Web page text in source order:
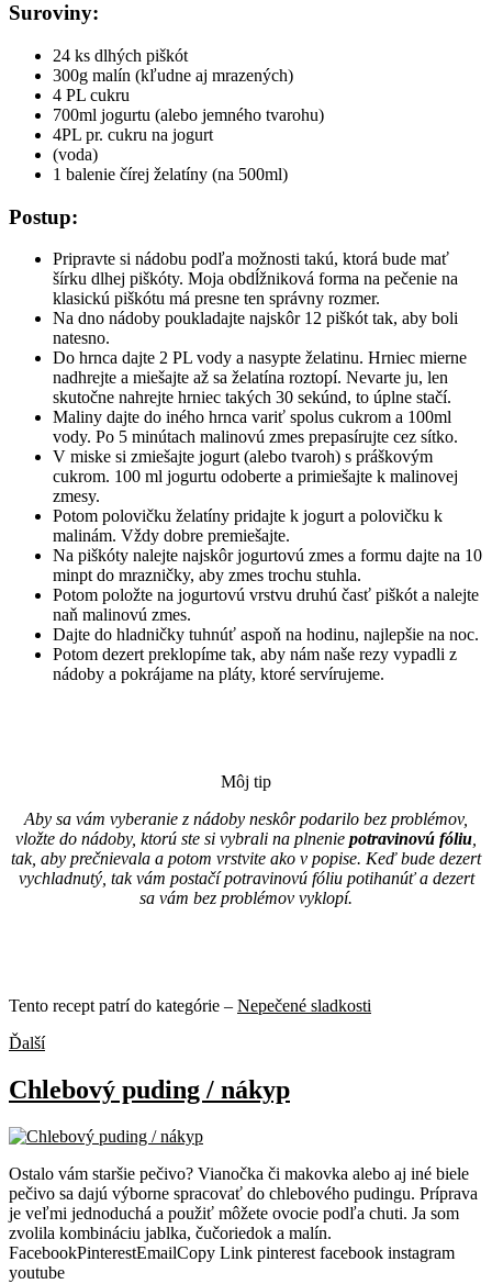
Suroviny:
24 ks dlhých piškót
300g malín (kľudne aj mrazených)
4 PL cukru
700ml jogurtu (alebo jemného tvarohu)
4PL pr. cukru na jogurt
(voda)
1 balenie čírej želatíny (na 500ml)
Postup:
Pripravte si nádobu podľa možnosti takú, ktorá bude mať
šírku dlhej piškóty. Moja obdĺžniková forma na pečenie na
klasickú piškótu má presne ten správny rozmer.
Na dno nádoby poukladajte najskôr 12 piškót tak, aby boli
natesno.
Do hrnca dajte 2 PL vody a nasypte želatinu. Hrniec mierne
nadhrejte a miešajte až sa želatína roztopí. Nevarte ju, len
skutočne nahrejte hrniec takých 30 sekúnd, to úplne stačí.
Maliny dajte do iného hrnca variť spolus cukrom a 100ml
vody. Po 5 minútach malinovú zmes prepasírujte cez sítko.
V miske si zmiešajte jogurt (alebo tvaroh) s práškovým
cukrom. 100 ml jogurtu odoberte a primiešajte k malinovej
zmesy.
Potom polovičku želatíny pridajte k jogurt a polovičku k
malinám. Vždy dobre premiešajte.
Na piškóty nalejte najskôr jogurtovú zmes a formu dajte na 10
minpt do mrazničky, aby zmes trochu stuhla.
Potom položte na jogurtovú vrstvu druhú časť piškót a nalejte
naň malinovú zmes.
Dajte do hladničky tuhnúť aspoň na hodinu, najlepšie na noc.
Potom dezert preklopíme tak, aby nám naše rezy vypadli z
nádoby a pokrájame na pláty, ktoré servírujeme.
Môj tip
Aby sa vám vyberanie z nádoby neskôr podarilo bez problémov,
vložte do nádoby, ktorú ste si vybrali na plnenie potravinovú fóliu
tak, aby prečnievala a potom vrstvite ako v popise. Keď bude dezert
vychladnutý, tak vám postačí potravinovú fóliu potihanúť a dezert
sa vám bez problémov vyklopí.
Tento recept patrí do kategórie – Nepečené sladkosti
Ďalší
Chlebový puding / nákyp
Ostalo vám staršie pečivo? Vianočka či makovka alebo aj iné biele
pečivo sa dajú výborne spracovať do chlebového pudingu. Príprava
je veľmi jednoduchá a použiť môžete ovocie podľa chuti. Ja som
zvolila kombináciu jablka, čučoriedok a malín.
FacebookPinterestEmailCopy Link pinterest facebook instagram
youtube